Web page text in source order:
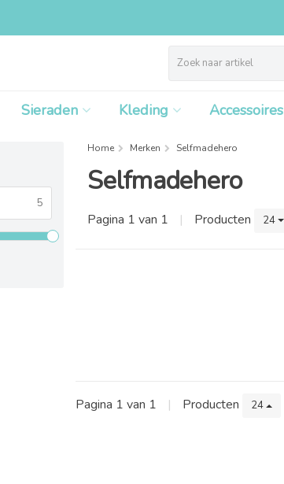
Sieraden Kleding Accessoires
Home Merken Selfmadehero
Selfmadehero
Pagina 1 van 1 | Producten 24
Pagina 1 van 1 | Producten 24